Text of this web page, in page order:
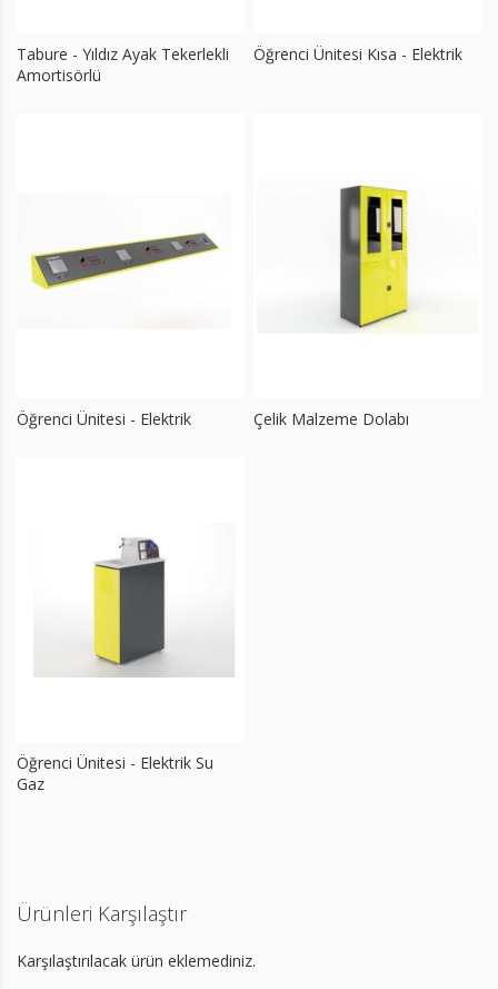
Tabure - Yıldız Ayak Tekerlekli
Amortisörlü
Öğrenci Ünitesi Kısa - Elektrik
Öğrenci Ünitesi - Elektrik Çelik Malzeme Dolabı
Öğrenci Ünitesi - Elektrik Su
Gaz
Ürünleri Karşılaştır
Karşılaştırılacak ürün eklemediniz.